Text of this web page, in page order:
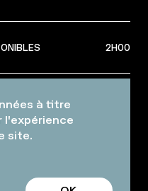
2H00
intrigue et crée la
Au fil des
à titre
l'expérience
site.